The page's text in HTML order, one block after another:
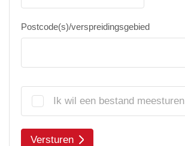
Postcode(s)/verspreidingsgebied
Ik wil een bestand meesturen
Versturen